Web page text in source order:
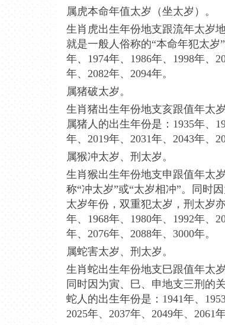
属虎本命年值太岁（坐太岁）。
生肖虎出生年份地支跟流年太岁
就是一般人俗称的“本命年犯太岁
年、1974年、1986年、1998年、
年、2082年、2094年。
属猪破太岁。
生肖猪出生年份地支亥跟值年太
属猪人的出生年份是：1935年、
年、2019年、2031年、2043年、
属猴冲太岁、刑太岁。
生肖猴出生年份地支申跟值年太
称“冲太岁”或“太岁相冲”。同时
太岁年份，双重犯太岁，刑太岁
年、1968年、1980年、1992年、
年、2076年、2088年、3000年。
属蛇害太岁、刑太岁。
生肖蛇出生年份地支巳跟值年太
同时因为寅、巳、申地支三刑的
蛇人的出生年份是：1941年、
2025年、2037年、2049年、2061